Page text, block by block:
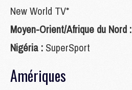
New World TV*
Moyen-Orient/Afrique du Nord :
Nigéria : SuperSport
Amériques